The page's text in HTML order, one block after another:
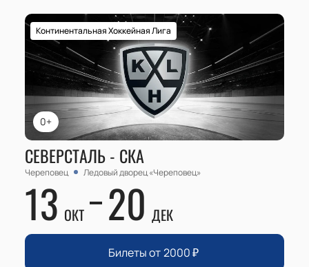
0+
Континентальная Хоккейная Лига
СЕВЕРСТАЛЬ - СКА
Череповец Ледовый дворец «Череповец»
13 ОКТ 20 ДЕК
Билеты от 2000₽